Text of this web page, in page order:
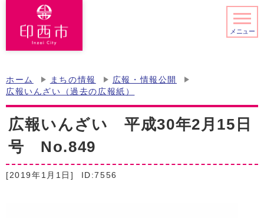
メニュー
ホーム まちの情報
広報・情報公開
広報いんざい（過去の広報紙）
広報いんざい 平成30年2月15日
号 No.849
[2019年1月1日] ID:7556